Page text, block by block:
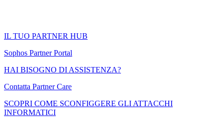
IL TUO PARTNER HUB
Sophos Partner Portal
HAI BISOGNO DI ASSISTENZA?
Contatta Partner Care
SCOPRI COME SCONFIGGERE GLI ATTACCHI
INFORMATICI